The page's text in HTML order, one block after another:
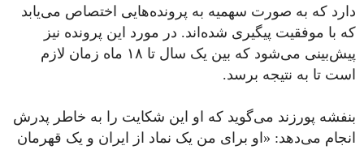
دارد که به صورت سهمیه به پرونده‌هایی اختصاص می‌یابد
که با موفقیت پیگیری شده‌اند. در مورد این پرونده نیز
پیش‌بینی می‌شود که بین یک سال تا ۱۸ ماه زمان لازم
است تا به نتیجه برسد.
بنفشه پورزند می‌گوید که او این شکایت را به خاطر پدرش
انجام می‌دهد: «او برای من یک نماد از ایران و یک قهرمان